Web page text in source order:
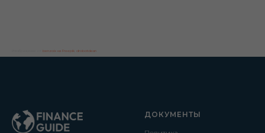
benzoix на Freepik drobotdean
ДОКУМЕНТЫ